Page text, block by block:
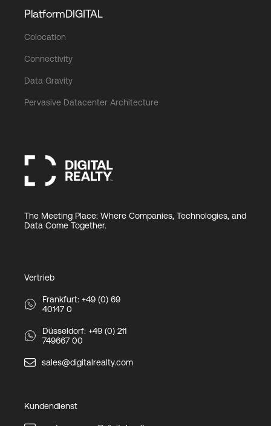
PlatformDIGITAL
Colocation
Connectivity
Data Gravity
Pervasive Datacenter Architecture
The Meeting Place: Where Companies, Technologies, and
Data Come Together.
Vertrieb
Frankfurt: +49 (0) 69
40147 0
Düsseldorf: +49 (0) 211
749667 00
sales@digitalrealty.com
Kundendienst